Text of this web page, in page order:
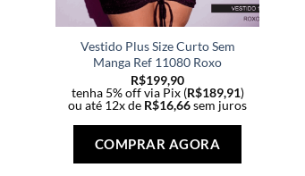
Vestido Plus Size Curto Sem
Manga Ref 11080 Roxo
R$199,90
tenha 5% off via Pix (R$189,91)
ou até 12x de R$16,66sem juros
COMPRAR AGORA
tem